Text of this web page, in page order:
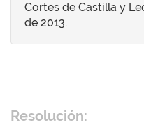
Cortes de Castilla y
de 2013.
Resolución: